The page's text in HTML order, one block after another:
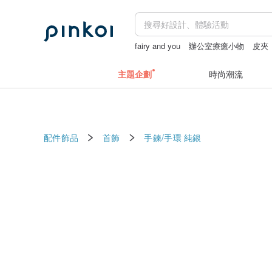
fairy and you 辦公室療癒小物
皮夾
主題企劃 時尚潮流
配件飾品 首飾 手鍊/手環 純銀